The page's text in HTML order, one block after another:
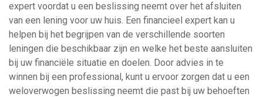
expert voordat u een beslissing neemt over het afsluiten
van een lening voor uw huis. Een financieel expert kan u
helpen bij het begrijpen van de verschillende soorten
leningen die beschikbaar zijn en welke het beste aansluiten
bij uw financiële situatie en doelen. Door advies in te
winnen bij een professional, kunt u ervoor zorgen dat u een
weloverwogen beslissing neemt die past bij uw behoeften